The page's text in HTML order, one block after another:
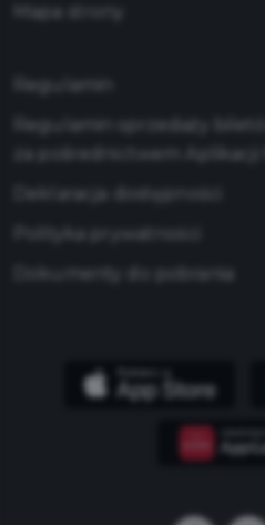
Mapa strony
Regulamin
Regulamin sprzedaży
za pośrednictwem Aplikacji
Deklaracja dostępności
Polityka prywatności
Dokumenty do pobrania